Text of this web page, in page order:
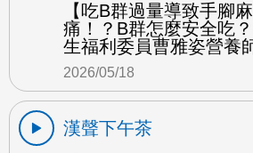
【吃B群過量導致手腳
痛！？B群怎麼安全吃
生福利委員曹雅姿營養
2026/05/18
漢聲下午茶